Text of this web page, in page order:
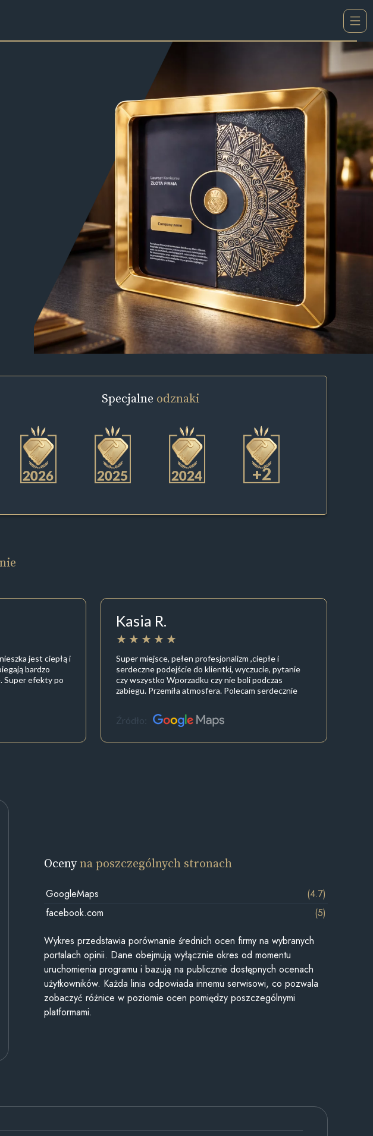
Specjalne odznaki
+2
jest ciepłą i
bardzo
Super efekty po
Kasia R.
Super miejsce, pełen profesjonalizm ,ciepłe i
serdeczne podejście do klientki, wyczucie, pytanie
czy wszystko Wporzadku czy nie boli podczas
zabiegu. Przemiła atmosfera. Polecam serdecznie
Źródło:
Ocenyna poszczególnych stronach
GoogleMaps
(4.7)
facebook.com
(5)
Wykres przedstawia porównanie średnich ocen firmy na wybranych
portalach opinii. Dane obejmują wyłącznie okres od momentu
uruchomienia programu i bazują na publicznie dostępnych ocenach
użytkowników. Każda linia odpowiada innemu serwisowi, co pozwala
zobaczyć różnice w poziomie ocen pomiędzy poszczególnymi
platformami.